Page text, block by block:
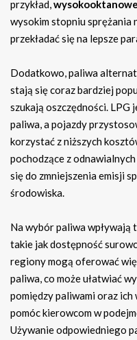
przykład,
wysokim stopniu sprężania
przekładać się na lepsze
Dodatkowo, paliwa
stają się coraz bardziej
szukają oszczędności.
paliwa, a pojazdy
korzystać z niższych
pochodzące z
się do zmniejszenia emisji
środowiska.
Na wybór paliwa wpływają
takie jak dostępność
regiony mogą oferować
paliwa, co może ułatwiać
pomiędzy paliwami oraz ich
pomóc kierowcom w
Używanie odpowiedniego